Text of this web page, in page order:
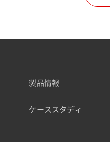
製品情報
ケーススタディ